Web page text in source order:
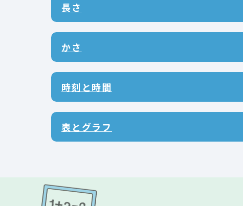
長さ
かさ
時刻と時間
表とグラフ